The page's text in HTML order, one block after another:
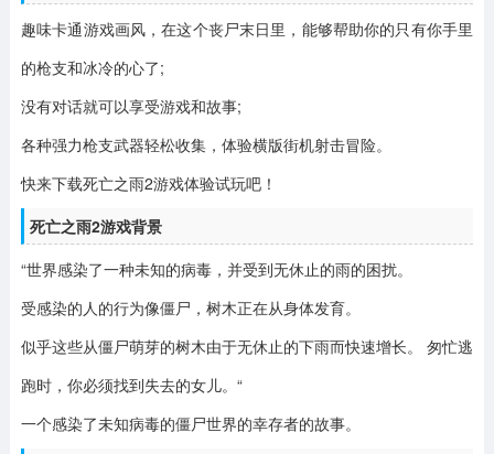
趣味卡通游戏画风，在这个丧尸末日里，能够帮助你的只有你手里
的枪支和冰冷的心了;
没有对话就可以享受游戏和故事;
各种强力枪支武器轻松收集，体验横版街机射击冒险。
快来下载死亡之雨2游戏体验试玩吧！
死亡之雨2游戏背景
“世界感染了一种未知的病毒，并受到无休止的雨的困扰。
受感染的人的行为像僵尸，树木正在从身体发育。
似乎这些从僵尸萌芽的树木由于无休止的下雨而快速增长。 匆忙逃
跑时，你必须找到失去的女儿。“
一个感染了未知病毒的僵尸世界的幸存者的故事。